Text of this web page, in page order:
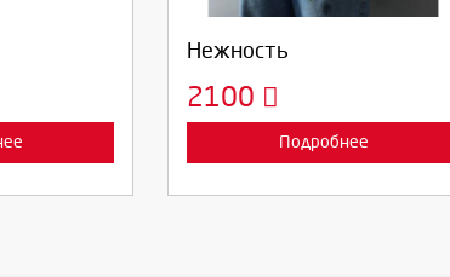
Нежность
2100
Подробнее